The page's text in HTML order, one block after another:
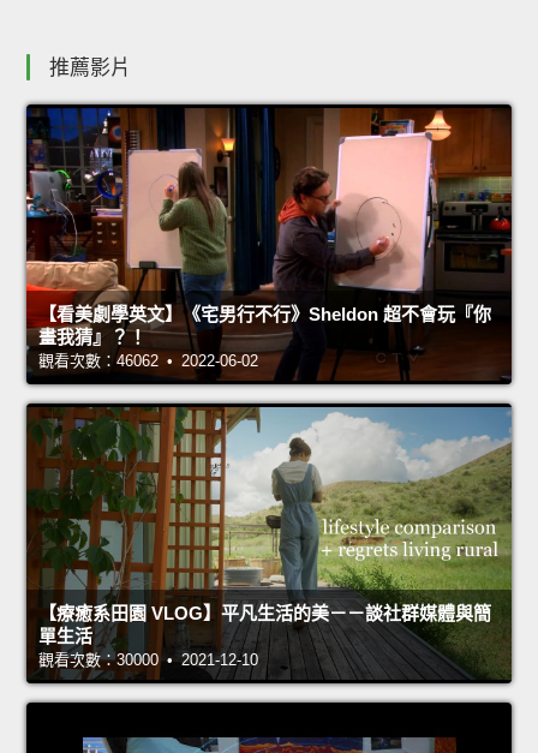
推薦影片
【看美劇學英文】《宅男行不行》Sheldon 超不會玩『你
畫我猜』？！
觀看次數：46062 • 2022-06-02
【療癒系田園 VLOG】平凡生活的美－－談社群媒體與簡
單生活
觀看次數：30000 • 2021-12-10